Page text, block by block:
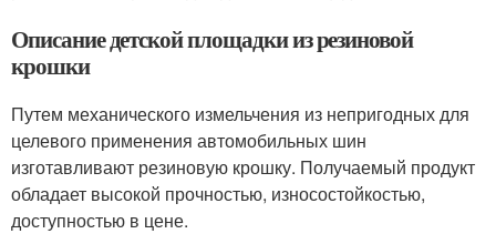
Описание детской площадки из резиновой
крошки
Путем механического измельчения из непригодных для
целевого применения автомобильных шин
изготавливают резиновую крошку. Получаемый продукт
обладает высокой прочностью, износостойкостью,
доступностью в цене.